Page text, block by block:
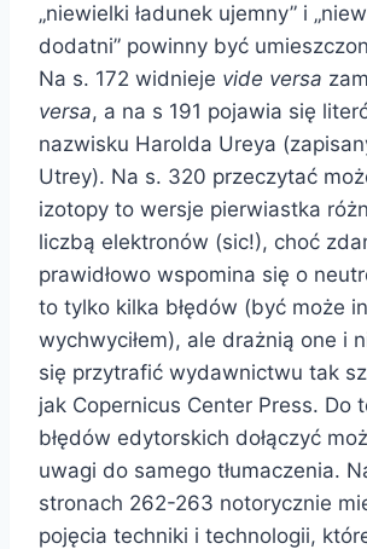
„niewielki ładunek ujemny” i
dodatni” powinny być
Na s. 172 widnieje vide versa
versa, a na s 191 pojawia się
nazwisku Harolda Ureya
Utrey). Na s. 320 przeczytać
izotopy to wersje pierwiastka
liczbą elektronów (sic!), choć
prawidłowo wspomina się o
to tylko kilka błędów (być może
wychwyciłem), ale drażnią one i
się przytrafić wydawnictwu tak
jak Copernicus Center Press. Do
błędów edytorskich dołączyć
uwagi do samego tłumaczenia.
stronach 262-263 notorycznie
pojęcia techniki i technologii,